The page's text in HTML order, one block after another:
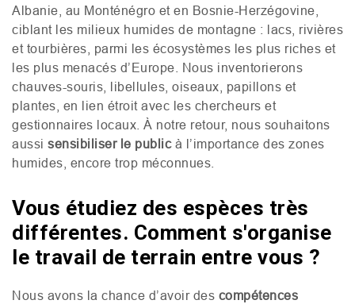
Albanie, au Monténégro et en Bosnie-Herzégovine,
ciblant les milieux humides de montagne : lacs, rivières
et tourbières, parmi les écosystèmes les plus riches et
les plus menacés d’Europe. Nous inventorierons
chauves-souris, libellules, oiseaux, papillons et
plantes, en lien étroit avec les chercheurs et
gestionnaires locaux. À notre retour, nous souhaitons
aussi sensibiliser le publicà l’importance des zones
humides, encore trop méconnues.
Vous étudiez des espèces très
différentes. Comment s'organise
le travail de terrain entre vous ?
Nous avons la chance d’avoir des compétences